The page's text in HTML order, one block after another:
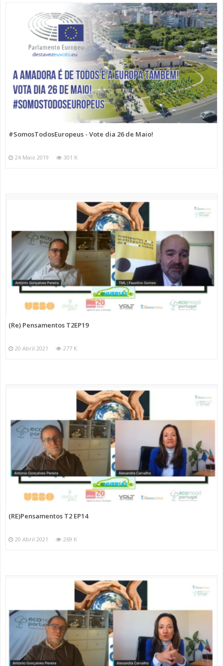
#SomosTodosEuropeus - Vote dia 26 de Maio!
24 Maio 2019 301 K
(Re) Pensamentos T2EP19
20 Abril 2021 277 K
(RE)Pensamentos T2 EP14
20 Abril 2021 269 K